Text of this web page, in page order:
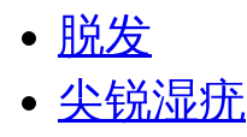
脱发
尖锐湿疣